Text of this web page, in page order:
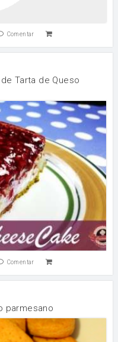
Comentar
Tarta de Queso
Comentar
parmesano